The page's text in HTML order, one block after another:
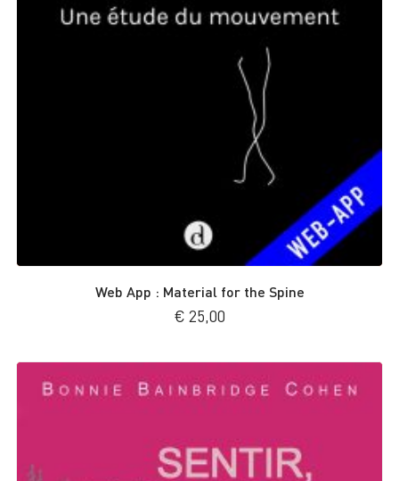
Web App : Material for the Spine
€ 25,00